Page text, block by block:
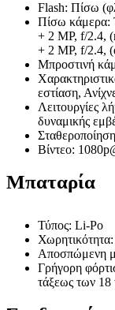
Flash: Πίσω
Πίσω κάμερα:
+ 2 MP, f/2.4,
+ 2 MP, f/2.4,
Μπροστινή
εστίαση,
Λειτουργίες
δυναμικής
Βίντεο:
Μπαταρία
Τύπος: Li-Po
Αποσπώμενη
Γρήγορη
τάξεως των 18